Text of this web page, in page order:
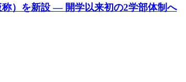
）を新設 — 開学以来初の2学部体制へ